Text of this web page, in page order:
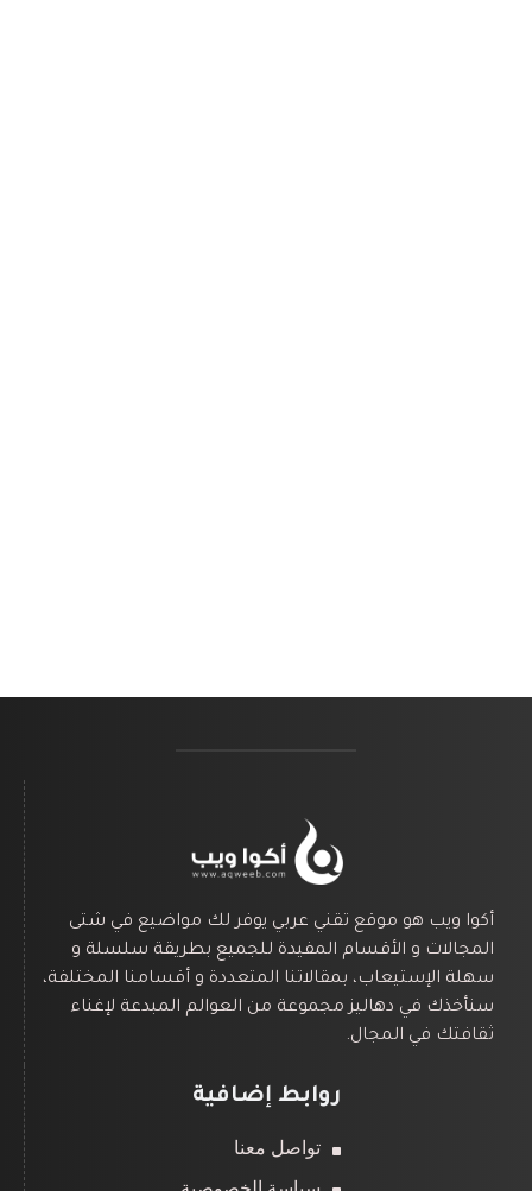
أكوا ويب هو موقع تقني عربي يوفر لك مواضيع في شتى
المجالات و الأقسام المفيدة للجميع بطريقة سلسلة و
سهلة الإستيعاب، بمقالاتنا المتعددة و أقسامنا المختلفة،
سنأخذك في دهاليز مجموعة من العوالم المبدعة لإغناء
ثقافتك في المجال.
روابط إضافية
تواصل معنا